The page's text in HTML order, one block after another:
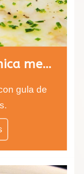
Sesión Gastronómica menú 1
gula de
queso
risotto de